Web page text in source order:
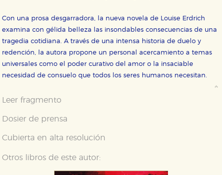
Con una prosa desgarradora, la nueva novela de Louise Erdrich
examina con gélida belleza las insondables consecuencias de una
tragedia cotidiana. A través de una intensa historia de duelo y
redención, la autora propone un personal acercamiento a temas
universales como el poder curativo del amor o la insaciable
necesidad de consuelo que todos los seres humanos necesitan.
Leer fragmento
Dosier de prensa
Cubierta en alta resolución
Otros libros de este autor: